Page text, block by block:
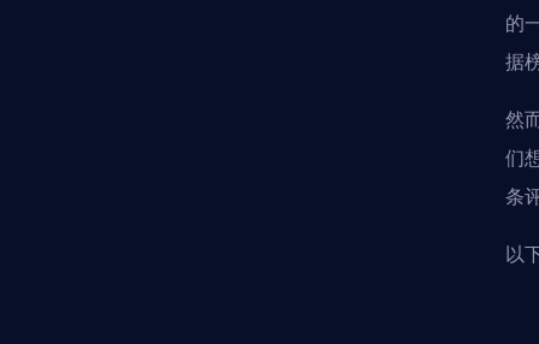
的
据
然
们
条
以